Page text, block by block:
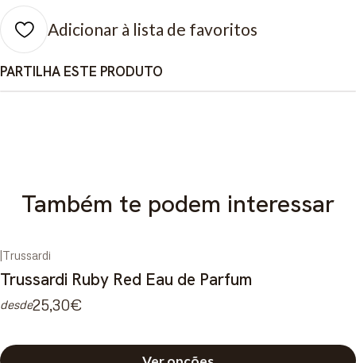
Adicionar à lista de favoritos
PARTILHA ESTE PRODUTO
Também te podem interessar
|Trussardi
Trussardi Ruby Red Eau de Parfum
desde25,30€